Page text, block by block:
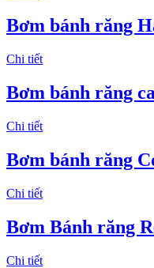
Bơm bánh răng
Chi tiết
Bơm bánh răng
Chi tiết
Bơm bánh răng
Chi tiết
Bơm Bánh răng
Chi tiết